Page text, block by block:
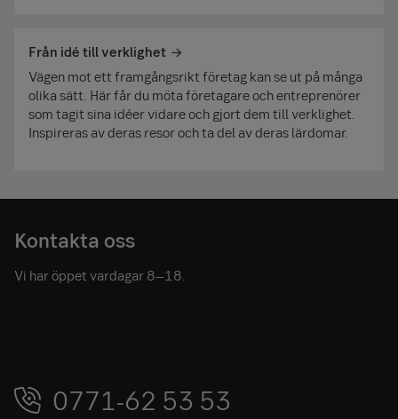
Från idé till verklighet
Vägen mot ett framgångsrikt företag kan se ut på många
olika sätt. Här får du möta företagare och entreprenörer
som tagit sina idéer vidare och gjort dem till verklighet.
Inspireras av deras resor och ta del av deras lärdomar.
Kontakta oss
Vi har öppet vardagar 8–18.
0771-62 53 53